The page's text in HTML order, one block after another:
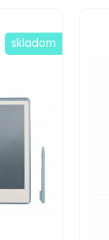
skladom